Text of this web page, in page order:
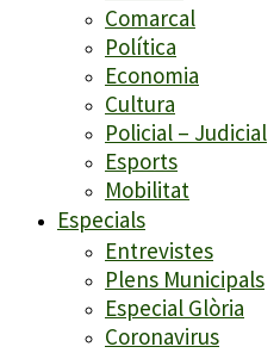
Comarcal
Política
Economia
Cultura
Policial – Judicial
Esports
Mobilitat
Especials
Entrevistes
Plens Municipals
Especial Glòria
Coronavirus